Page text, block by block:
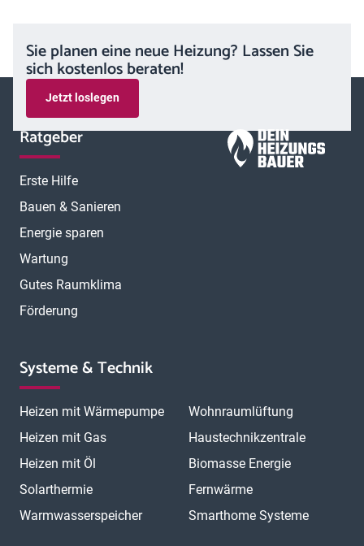
Sie planen eine neue Heizung? Lassen Sie
sich kostenlos beraten!
Jetzt loslegen
Ratgeber
Erste Hilfe
Bauen & Sanieren
Energie sparen
Wartung
Gutes Raumklima
Förderung
Systeme & Technik
Heizen mit Wärmepumpe
Heizen mit Gas
Heizen mit Öl
Solarthermie
Warmwasserspeicher
Wohnraumlüftung
Haustechnikzentrale
Biomasse Energie
Fernwärme
Smarthome Systeme